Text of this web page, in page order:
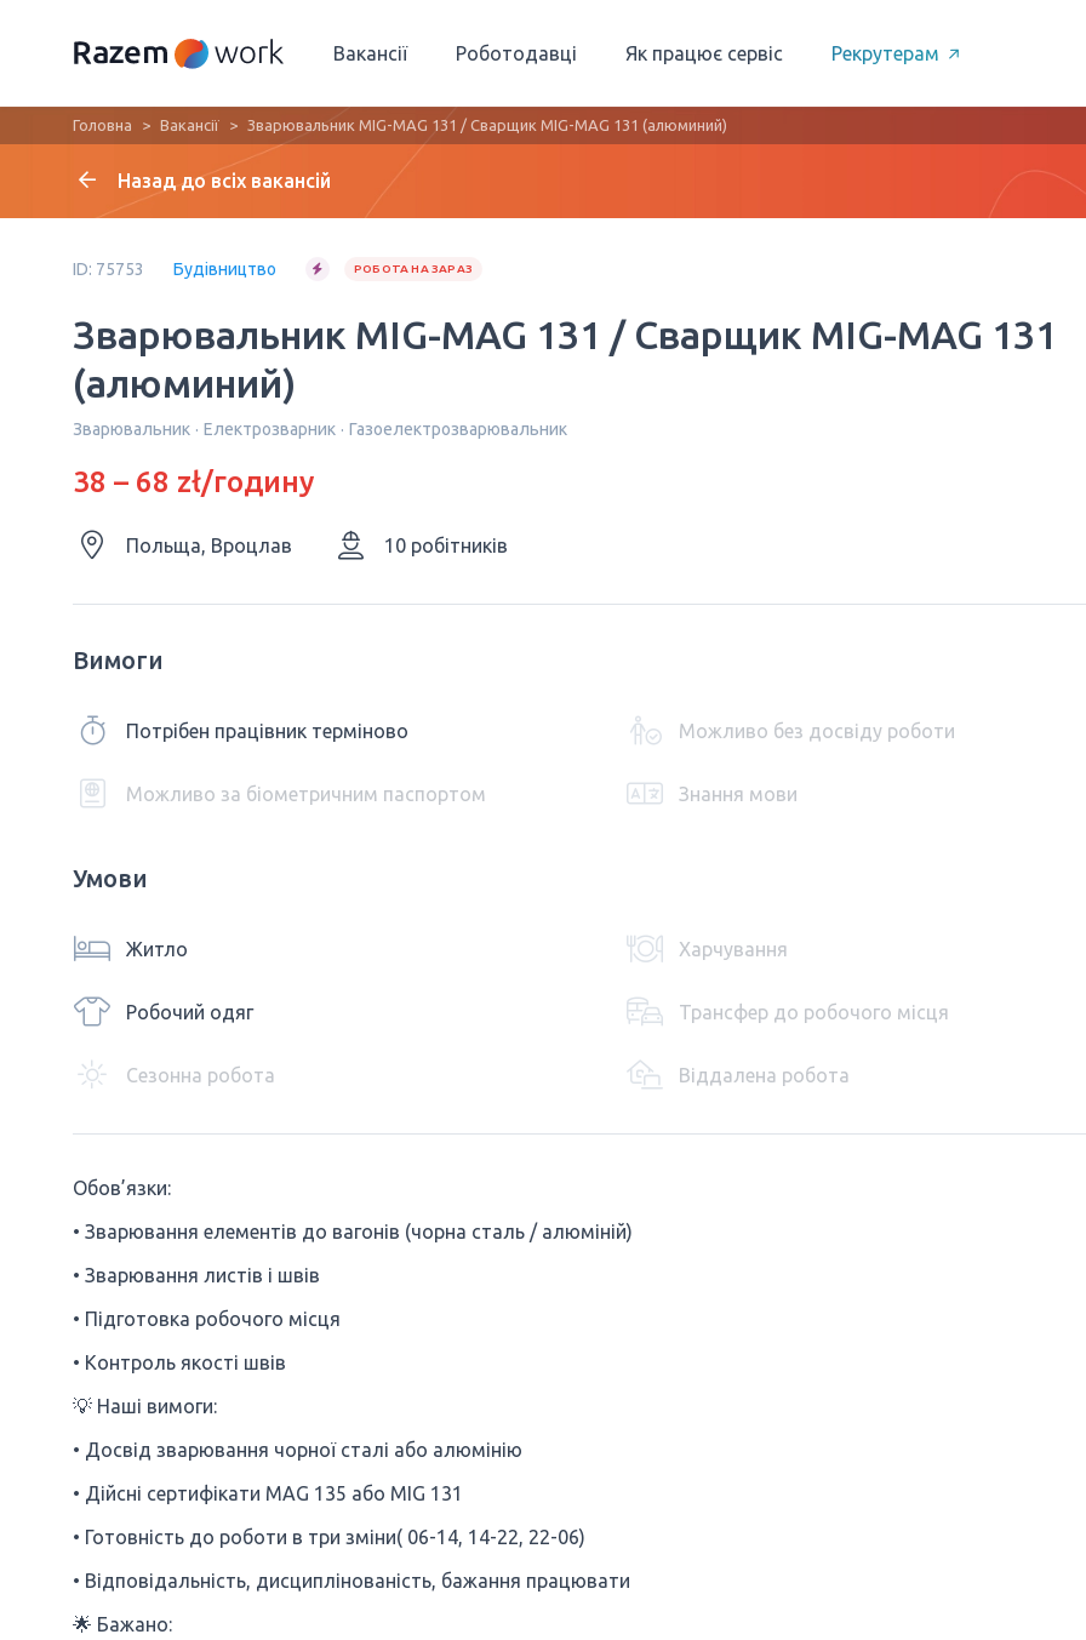
Вакансії Роботодавці Як працює сервіс Рекрутерам
Головна Вакансії Зварювальник MIG-MAG 131 / Сварщик MIG-MAG 131 (алюминий)
Назад до всіх вакансій
ID: 75753 Будівництво РОБОТА НА ЗАРАЗ
Зварювальник MIG-MAG 131 / Сварщик MIG-MAG 131
(алюминий)
Зварювальник Електрозварник Газоелектрозварювальник
38 – 68 zł/годину
Польща, Вроцлав 10 робітників
Вимоги
Потрібен працівник терміново Можливо без досвіду роботи
Можливо за біометричним паспортом Знання мови
Умови
Житло Харчування
Робочий одяг Трансфер до робочого місця
Сезонна робота Віддалена робота
Обов’язки:
• Зварювання елементів до вагонів (чорна сталь / алюміній)
• Зварювання листів і швів
• Підготовка робочого місця
• Контроль якості швів
💡 Наші вимоги:
• Досвід зварювання чорної сталі або алюмінію
• Дійсні сертифікати MAG 135 або MIG 131
• Готовність до роботи в три зміни( 06-14, 14-22, 22-06)
• Відповідальність, дисциплінованість, бажання працювати
🌟 Бажано: